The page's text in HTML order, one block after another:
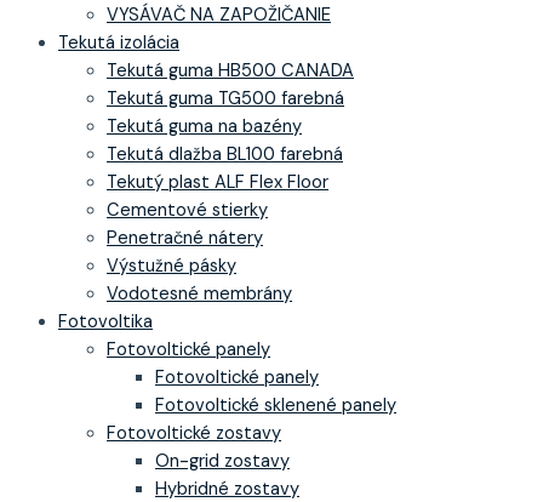
VYSÁVAČ NA ZAPOŽIČANIE
Tekutá izolácia
Tekutá guma HB500 CANADA
Tekutá guma TG500 farebná
Tekutá guma na bazény
Tekutá dlažba BL100 farebná
Tekutý plast ALF Flex Floor
Cementové stierky
Penetračné nátery
Výstužné pásky
Vodotesné membrány
Fotovoltika
Fotovoltické panely
Fotovoltické panely
Fotovoltické sklenené panely
Fotovoltické zostavy
On-grid zostavy
Hybridné zostavy